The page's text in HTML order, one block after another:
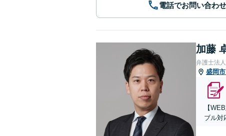
電話でお問い合わせ
加藤
弁護士法
盛岡市
【
ブル対